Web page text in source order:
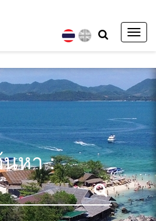
หา :